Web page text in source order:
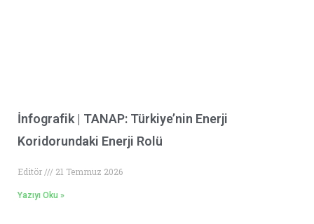
İnfografik | TANAP: Türkiye’nin Enerji
Koridorundaki Enerji Rolü
Editör 21 Temmuz 2026
Yazıyı Oku »